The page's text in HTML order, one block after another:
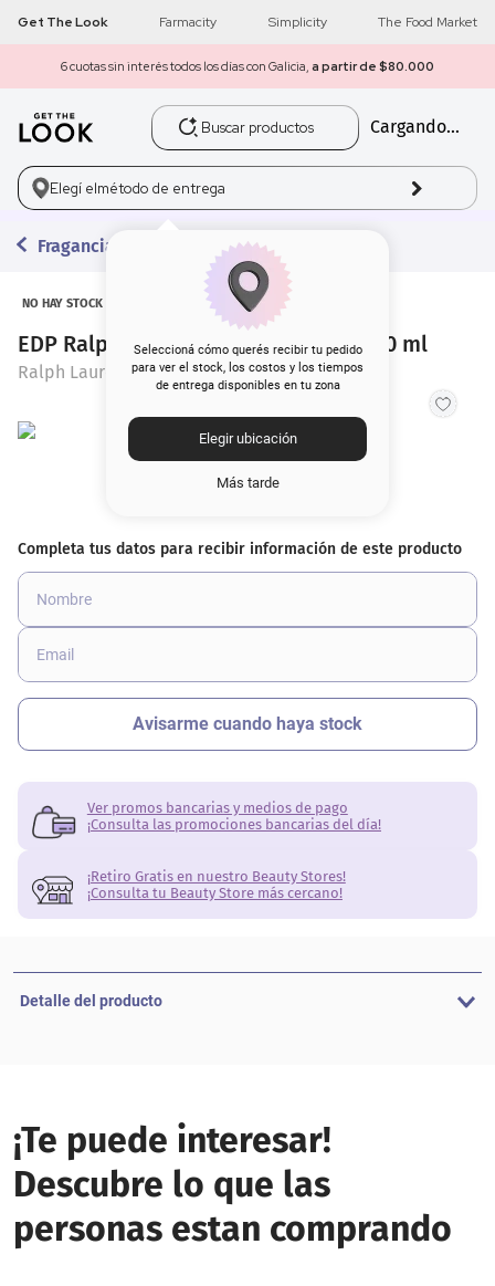
Get The Look Farmacity Simplicity The Food Market
6 cuotas sin interés todos los días con Galicia, a partir de $80.000
Buscar productos
Cargando...
Elegí elmétodo de entrega
Seleccioná cómo querés recibir tu pedido
para ver el stock, los costos y los tiempos
de entrega disponibles en tu zona
Elegir ubicación
Más tarde
Fragancias
NO HAY STOCK
EDP Ralph Lauren Ladies Intense x 30 ml
Ralph Lauren
Ver promos bancarias y medios de pago
¡Consulta las promociones bancarias del día!
¡Retiro Gratis en nuestro Beauty Stores!
¡Consulta tu Beauty Store más cercano!
Detalle del producto
¡Te puede interesar!
Descubre lo que las
personas estan comprando
1 get the look
2 máscara pestañas
3.
5. corrector
9. cher
contorno